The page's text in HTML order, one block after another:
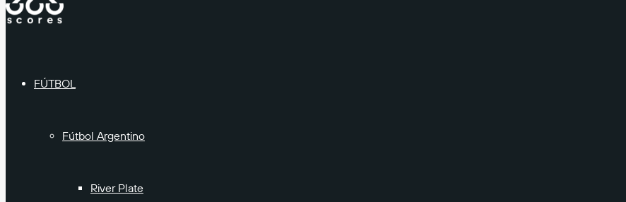
FÚTBOL
Fútbol Argentino
River Plate